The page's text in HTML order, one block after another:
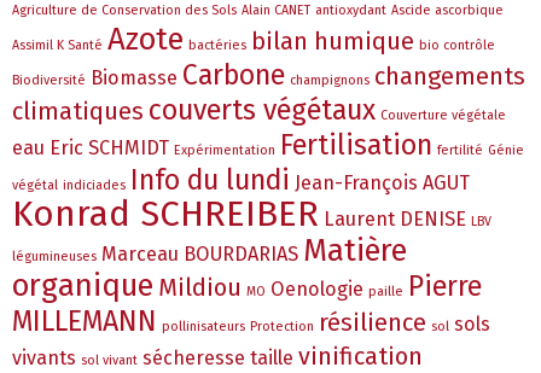
Agriculture de Conservation des Sols Alain CANET antioxydant Ascide ascorbique
Assimil K Santé Azote bactéries bilan humique bio contrôle
Biodiversité Biomasse Carbone champignons changements
climatiques couverts végétaux Couverture végétale
eau Eric SCHMIDT Expérimentation Fertilisation fertilité Génie
végétal indiciades Info du lundi Jean-François AGUT
Konrad SCHREIBER Laurent DENISE LBV
légumineuses Marceau BOURDARIAS Matière
organique Mildiou MO Oenologie paille Pierre
MILLEMANN pollinisateurs Protection résilience sol sols
vivants sol vivant sécheresse taille vinification